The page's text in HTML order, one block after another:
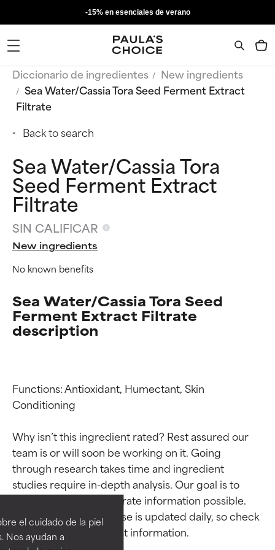
el cuidado de la piel
Nos ayudan a
-15% en esenciales de verano
Diccionario de ingredientes
New ingredients
Sea Water/Cassia Tora Seed Ferment Extract
Filtrate
Back to search
Sea Water/Cassia Tora
Seed Ferment Extract
Filtrate
SIN CALIFICAR
New ingredients
No known benefits
Sea Water/Cassia Tora Seed
Ferment Extract Filtrate
description
Functions: Antioxidant, Humectant, Skin
Conditioning
Why isn’t this ingredient rated? Rest assured our
team is or will soon be working on it. Going
through research takes time and ingredient
studies require in-depth analysis. Our goal is to
provide the most accurate information possible.
This ingredient database is updated daily, so check
Calificaciones de
ingredientes
EXCELENTE
Calificaciones de
ingredientes
EXCELENTE